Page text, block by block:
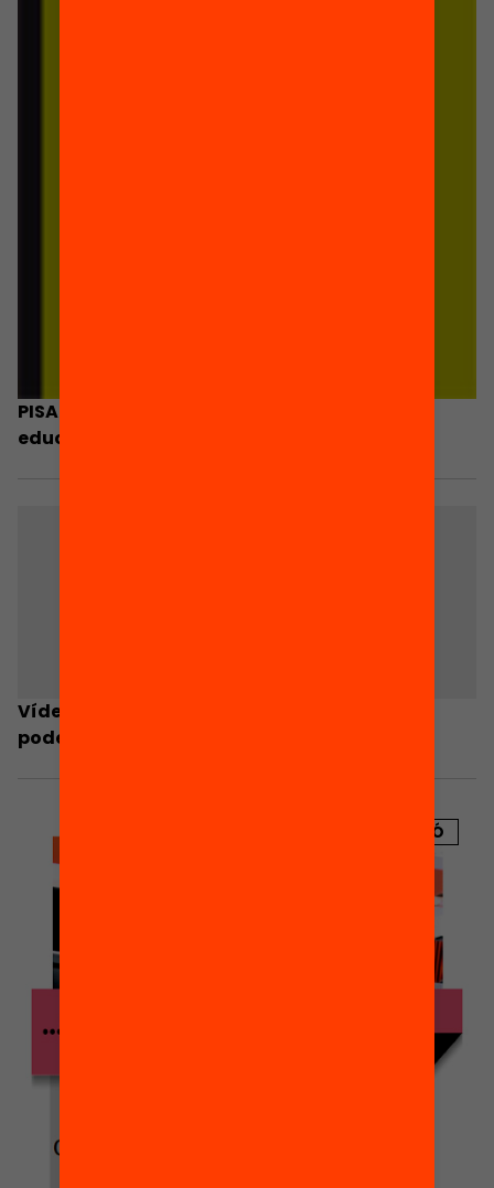
PISA 2009: avaluació de les desigualtats
educatives a Catalunya
Vídeo-resum: Quines desigualtats socials
podem combatre des de l’educació?
PUBLICACIÓ